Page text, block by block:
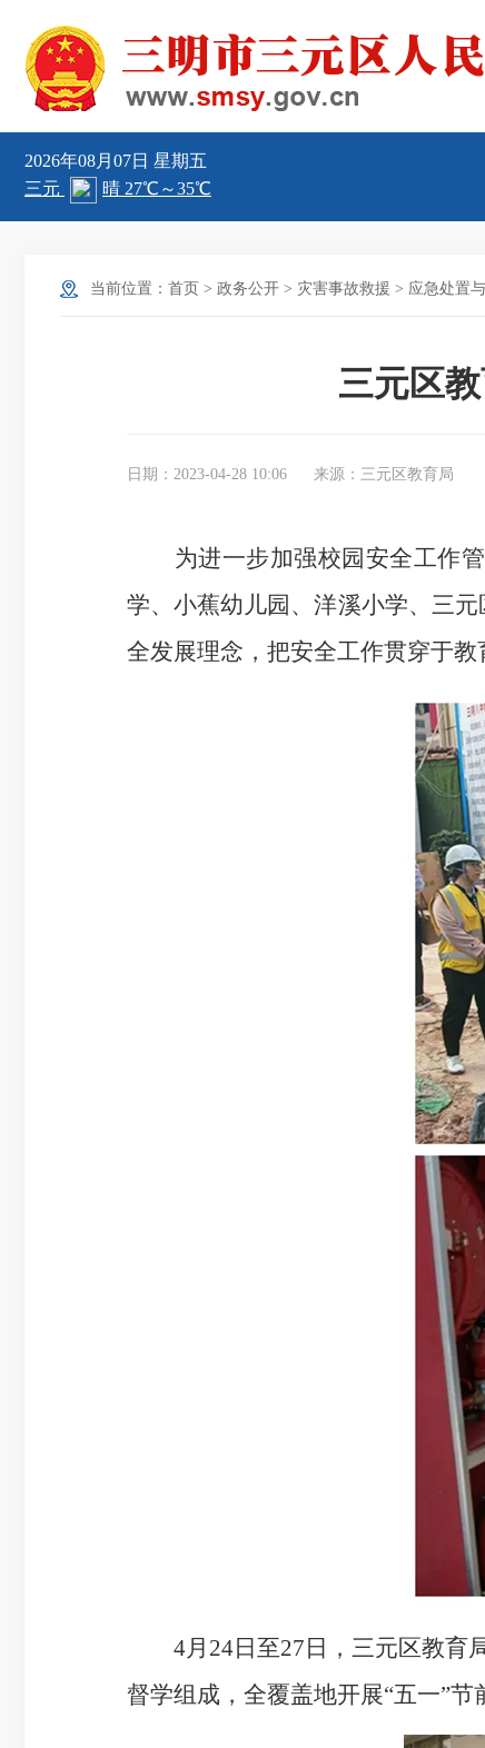
2026年08月07日 星期五
当前位置： 首页 > 政务公开 > 灾害事故救援 > 应急处置
三元区
日期：2023-04-28 10:06 来源：三元区教育局
为进一步加强校园安全工作管
学、小蕉幼儿园、洋溪小学、三
全发展理念，把安全工作贯穿于教
4月24日至27日，三元区教育局
督学组成，全覆盖地开展“五一”节